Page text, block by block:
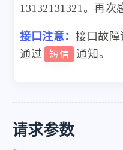
13132131321。再次
接口注意： 接口故障
通过
短信 通知。
请求参数